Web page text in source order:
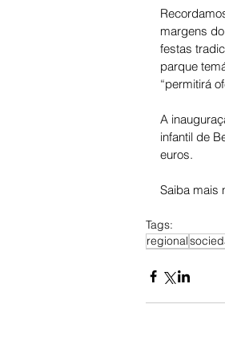
margens
festas
parque
“permitirá
A
infantil de
euros.
Saiba mais
Tags:
regional